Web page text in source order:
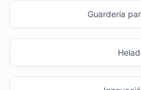
Guardería